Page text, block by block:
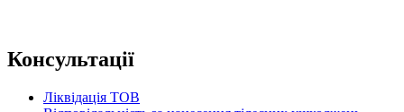
Консультації
Ліквідація ТОВ